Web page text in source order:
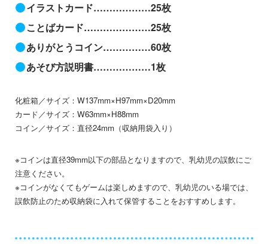
イラストカード………………25枚
ことばカード…………………25枚
ありがとうコイン……………60枚
あそび方説明書………………1枚
化粧箱／サイズ：W137mm×H97mm×D20mm
カード／サイズ：W63mm×H88mm
コイン／サイズ：直径24mm（収納用袋入り）
※コインは直径39mm以下の部品となりますので、乳幼児の誤飲にご
注意ください。
※コインがなくてもゲームは楽しめますので、乳幼児のいる場では、
誤飲防止のため収納袋に入れて保管することをおすすめします。